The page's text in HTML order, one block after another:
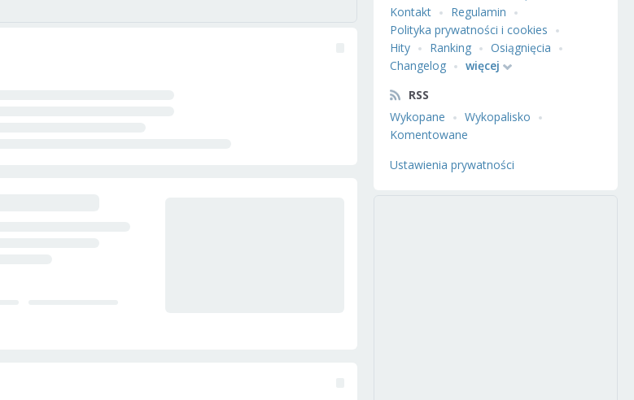
Kontakt
Regulamin
Polityka prywatności i cookies
Hity
Ranking
Osiągnięcia
Changelog
więcej
RSS
Wykopane
Wykopalisko
Komentowane
Ustawienia prywatności